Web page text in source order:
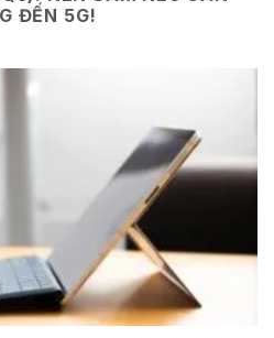
ĐẾN 5G!